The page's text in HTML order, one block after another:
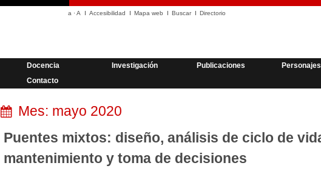
a ·A Accesibilidad Mapa web Buscar Directorio
Docencia Investigación Publicaciones
Personajes
Contacto
Mes: mayo 2020
Puentes mixtos: diseño, análisis de ciclo de
mantenimiento y toma de decisiones